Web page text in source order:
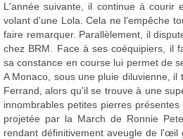
L'année suivante, il continue à courir
volant d'une Lola. Cela ne l'empêche
faire remarquer. Parallèlement, il
chez BRM. Face à ses coéquipiers, il
sa constance en course lui permet de
A Monaco, sous une pluie diluvienne, il
Ferrand, alors qu'il se trouve à une
innombrables petites pierres
projetée par la March de Ronnie
rendant définitivement aveugle de l'œil